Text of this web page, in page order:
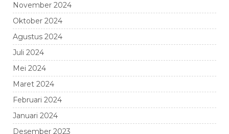
November 2024
Oktober 2024
Agustus 2024
Juli 2024
Mei 2024
Maret 2024
Februari 2024
Januari 2024
Desember 2023